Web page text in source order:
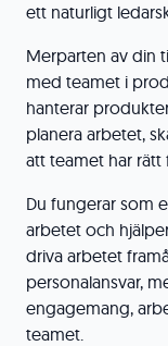
ett naturligt
Merparten av din
med teamet i
hanterar
planera arbetet,
att teamet har rätt
Du fungerar som
arbetet och
driva arbetet
personalansvar,
engagemang,
teamet.